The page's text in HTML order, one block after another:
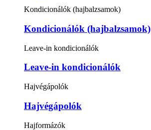
Kondicionálók (hajbalzsamok)
Kondicionálók (hajbalzsamok)
Leave-in kondicionálók
Leave-in kondicionálók
Hajvégápolók
Hajvégápolók
Hajformázók